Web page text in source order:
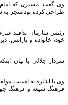
وی گفت: مسیری که
طراحی کرده بود منجر به
رئیس سازمان پدافند
خود، خانواده و یارانش،
سردار جلالی با بیان
وی با اشاره به اهمیت
فرهنگ شیعه و فرهنگ